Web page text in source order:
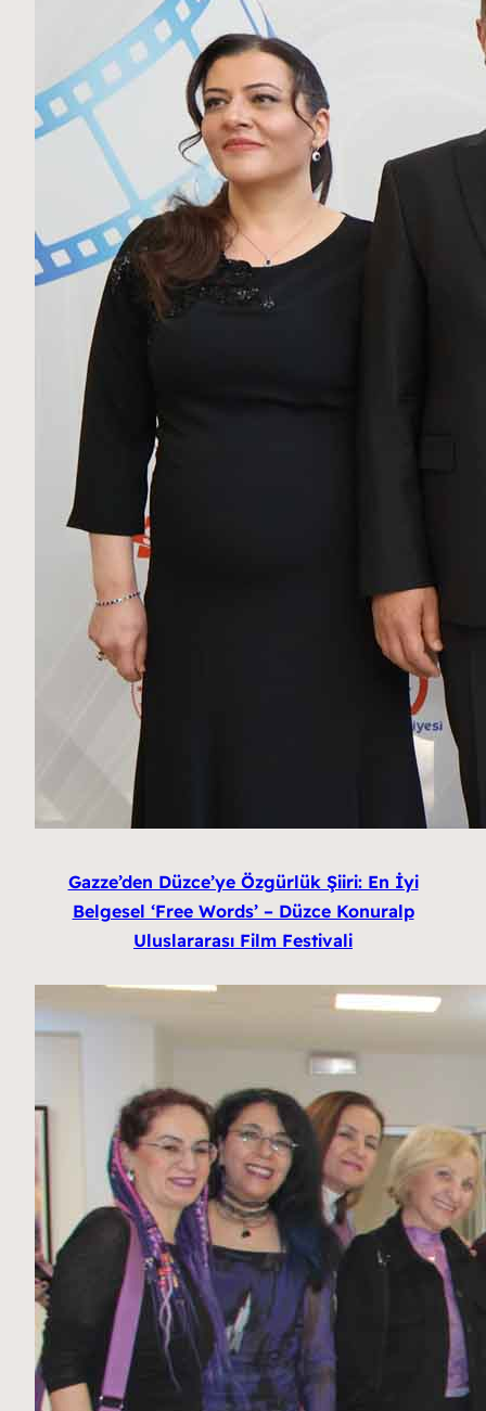
Gazze’den Düzce’ye Özgürlük Şiiri: En İyi
Belgesel ‘Free Words’ – Düzce Konuralp
Uluslararası Film Festivali